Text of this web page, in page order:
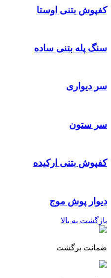
کفپوش بتنی اوستا
سنگ پله بتنی ساده
سر دیواری
سر ستون
کفپوش بتنی ارکیده
دیوار پوش موج
بازگشت به بالا
ضمانت برگشت